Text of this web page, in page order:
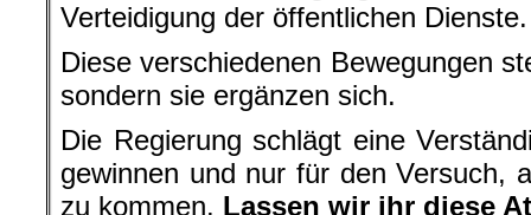
Demonstrationen.
Die Initiative liegt bei den Arbeitern,
ihren Kampforganisationen.
Um die Einheit der verschiedenen
stehen folgende
Tagesordnung: